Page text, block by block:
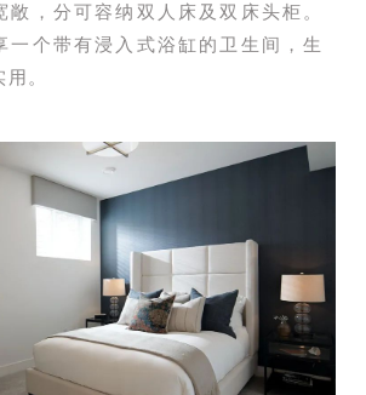
敞，分可容纳双人床及双床头柜。
一个带有浸入式浴缸的卫生间，生
。